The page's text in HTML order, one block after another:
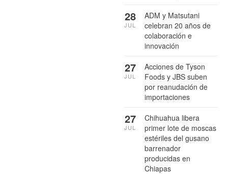
ADM y Matsutani
celebran 20 años de
colaboración e
innovación
28
JUL
Acciones de Tyson
Foods y JBS suben
por reanudación de
importaciones
27
JUL
Chihuahua libera
primer lote de moscas
estériles del gusano
barrenador
producidas en
Chiapas
27
JUL